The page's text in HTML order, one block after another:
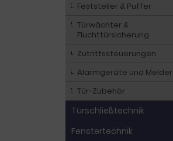
Feststeller & Puffer
Türwächter &
Fluchttürsicherung
Zutrittssteuerungen
Alarmgeräte und Melder
Tür-Zubehör
Türschließtechnik
Fenstertechnik